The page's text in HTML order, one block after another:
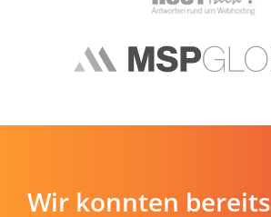
Wir konnten bereits